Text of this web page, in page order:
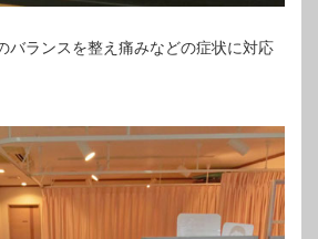
バランスを整え痛みなどの症状に対応